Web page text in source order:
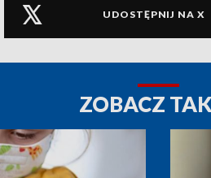
UDOSTĘPNIJ NA X
ZOBACZ